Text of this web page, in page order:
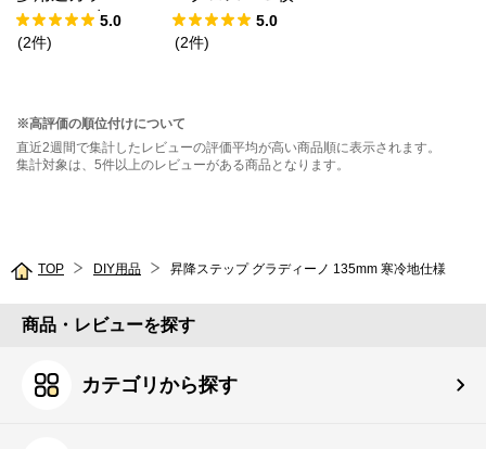
１.６Ｌ 赤さび
5.0
(2件)
ベーシック5.0
(2件)
※高評価の順位付けについて
直近2週間で集計したレビューの評価平均が高い商品順に表示されます。
集計対象は、5件以上のレビューがある商品となります。
TOP DIY用品 昇降ステップ グラディーノ 135mm 寒冷地仕様
商品・レビューを探す
カテゴリから探す